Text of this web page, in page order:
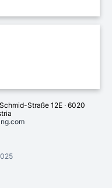
Straße 12E · 6020